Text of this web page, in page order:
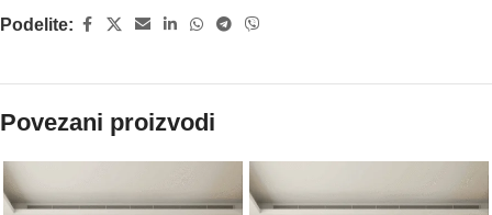
Podelite:
Povezani proizvodi